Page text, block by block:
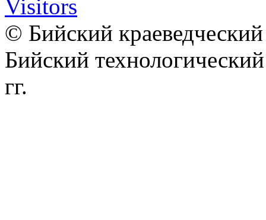
© Бийский
Бийский
гг.